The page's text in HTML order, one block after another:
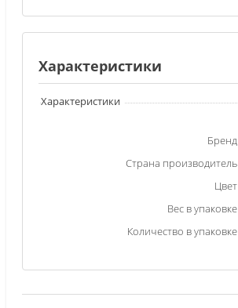
Характеристики
Характеристики
Бренд
Страна производитель
Цвет
Вес в упаковке
Количество в упаковке